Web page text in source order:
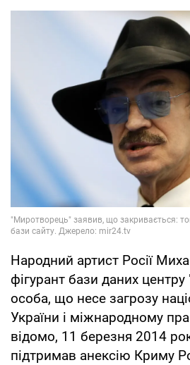
Народний артист Росії
фігурант бази даних
особа, що несе загрозу
України і міжнародному
відомо, 11 березня 2014
підтримав анексію Криму